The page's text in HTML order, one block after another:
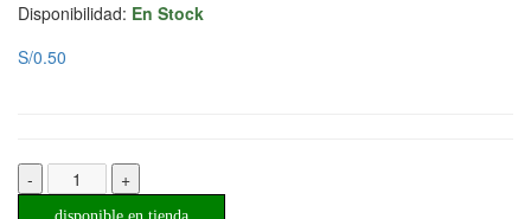
Disponibilidad: En Stock
S/0.50
- +